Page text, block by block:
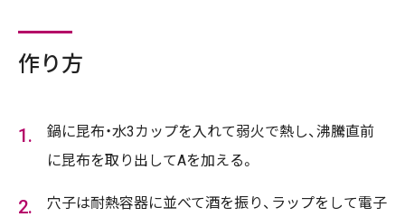
作り方
鍋に昆布・水3カップを入れて弱火で熱し、沸騰直前
に昆布を取り出してAを加える。
穴子は耐熱容器に並べて酒を振り、ラップをして電子